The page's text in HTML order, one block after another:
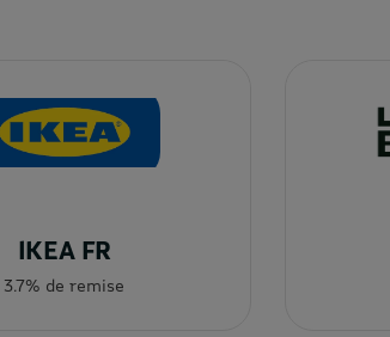
IKEA FR
3.7% de remise